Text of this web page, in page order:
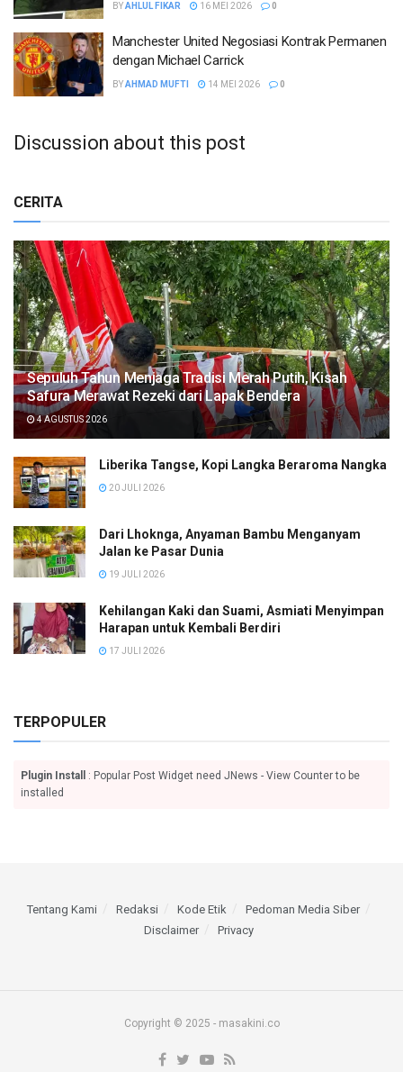
BYAHLUL FIKAR 16 MEI 2026 0
Manchester United Negosiasi Kontrak Permanen
dengan Michael Carrick
BYAHMAD MUFTI 14 MEI 2026 0
Discussion about this post
CERITA
Sepuluh Tahun Menjaga Tradisi Merah Putih, Kisah
Safura Merawat Rezeki dari Lapak Bendera
4 AGUSTUS 2026
Liberika Tangse, Kopi Langka Beraroma Nangka
20 JULI 2026
Dari Lhoknga, Anyaman Bambu Menganyam
Jalan ke Pasar Dunia
19 JULI 2026
Kehilangan Kaki dan Suami, Asmiati Menyimpan
Harapan untuk Kembali Berdiri
17 JULI 2026
TERPOPULER
Plugin Install
: Popular Post Widget need JNews - View Counter to be
installed
Tentang Kami Redaksi Kode Etik
Pedoman Media Siber
Disclaimer
Privacy
Copyright © 2025 - masakini.co